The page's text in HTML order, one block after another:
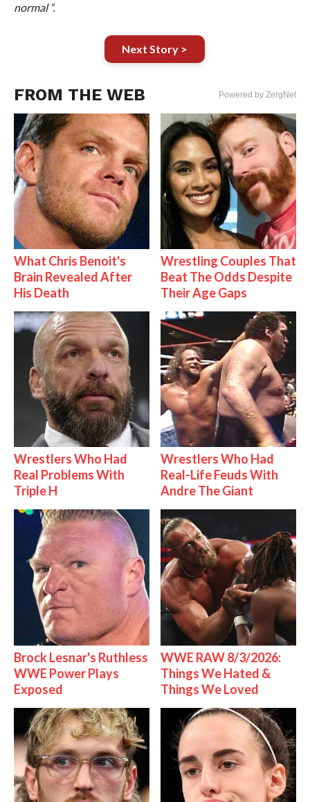
normal “.
Next Story >
FROM THE WEB Powered by ZergNet
What Chris Benoit's
Brain Revealed After
His Death
Wrestling Couples That
Beat The Odds Despite
Their Age Gaps
Wrestlers Who Had
Real Problems With
Triple H
Wrestlers Who Had
Real-Life Feuds With
Andre The Giant
Brock Lesnar's Ruthless
WWE Power Plays
Exposed
WWE RAW 8/3/2026:
Things We Hated &
Things We Loved